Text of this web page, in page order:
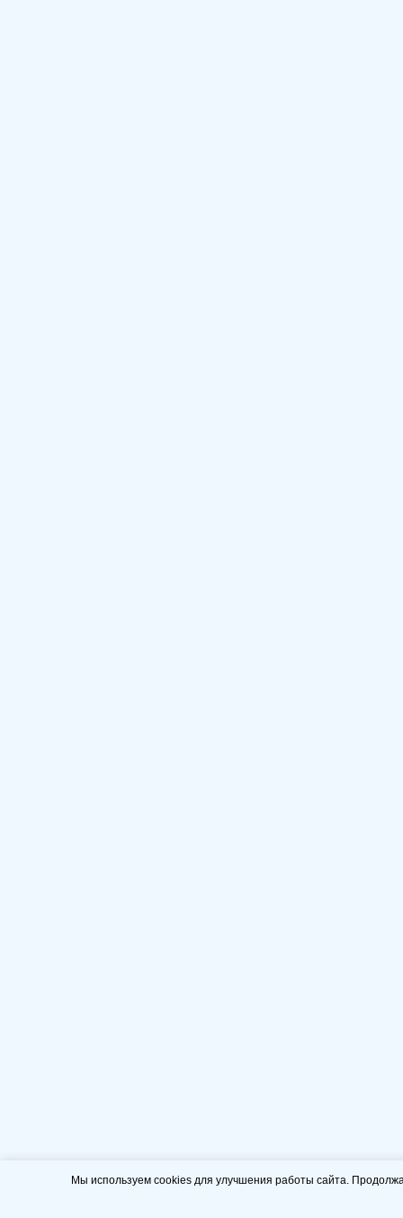
Мы используем cookies для улучшения работы сайта.